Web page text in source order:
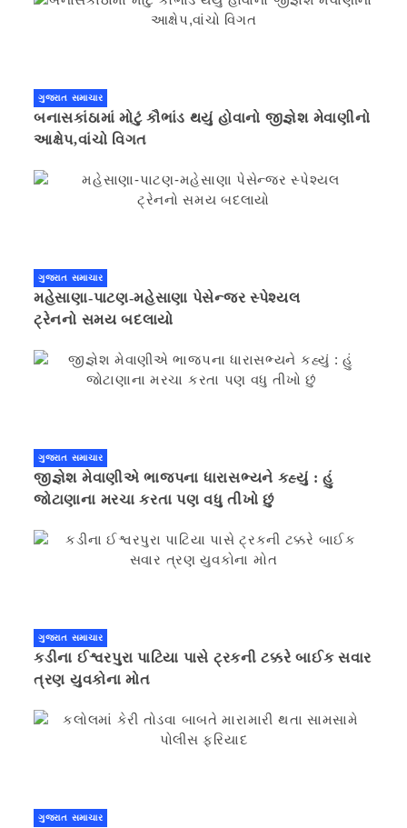
ગુજરાત સમાચાર
બનાસકાંઠામાં મોટું કૌભાંડ થયું હોવાનો જીજ્ઞેશ મેવાણીનો
આક્ષેપ,વાંચો વિગત
ગુજરાત સમાચાર
મહેસાણા-પાટણ-મહેસાણા પેસેન્જર સ્પેશ્યલ
ટ્રેનનો સમય બદલાયો
ગુજરાત સમાચાર
જીજ્ઞેશ મેવાણીએ ભાજપના ધારાસભ્યને કહ્યું : હું
જોટાણાના મરચા કરતા પણ વધુ તીખો છું
ગુજરાત સમાચાર
કડીના ઈશ્વરપુરા પાટિયા પાસે ટ્રકની ટક્કરે બાઈક સવાર
ત્રણ યુવકોના મોત
ગુજરાત સમાચાર